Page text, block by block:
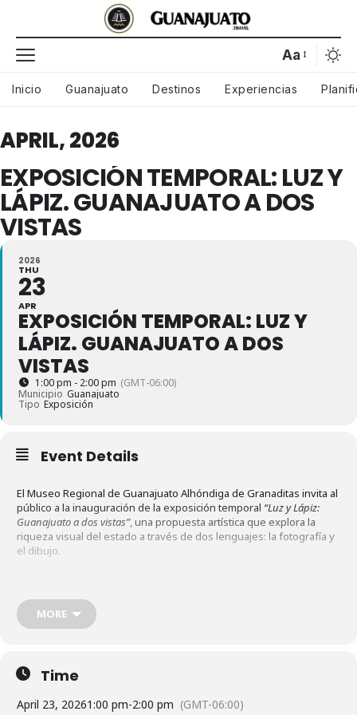
Aa
Inicio Guanajuato Destinos Experiencias
APRIL, 2026
EXPOSICIÓN TEMPORAL: LUZ Y
LÁPIZ. GUANAJUATO A DOS
VISTAS
2026
THU
23
APR
EXPOSICIÓN TEMPORAL: LUZ Y
LÁPIZ. GUANAJUATO A DOS
VISTAS
1:00 pm - 2:00 pm (GMT-06:00)
Municipio Guanajuato
Tipo Exposición
Event Details
El Museo Regional de Guanajuato Alhóndiga de Granaditas invita al
público a la inauguración de la exposición temporal “Luz y Lápiz:
Guanajuato a dos vistas”, una propuesta artística que explora la
riqueza visual del estado a través de dos lenguajes: la fotografía y
el dibujo.
La muestra reúne el trabajo de los artistas Anna Castelli y Guillermo
Martínez Acebo, quienes presentan una interpretación
complementaria del paisaje guanajuatense. A través de la
ofreciendo al espectador una experiencia estética dual.
MORE
Time
April 23, 20261:00 pm-2:00 pm (GMT-06:00)